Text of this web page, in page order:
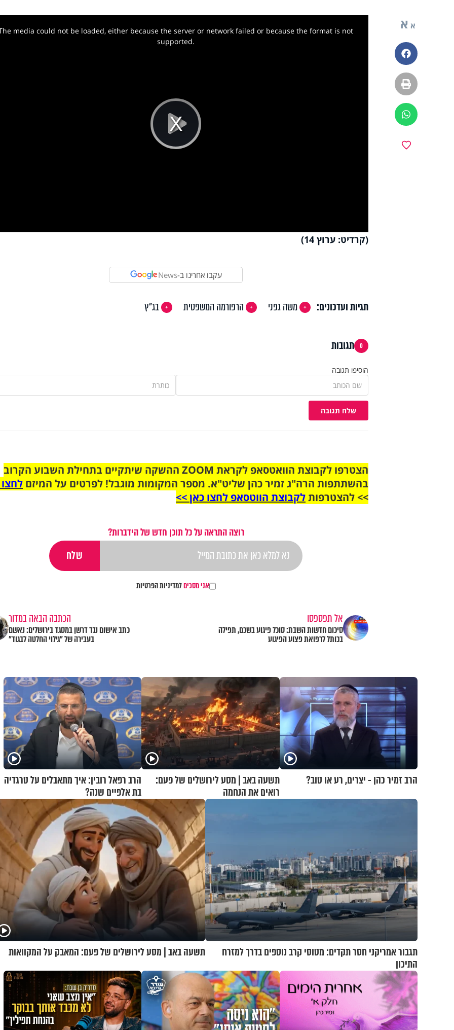
א א
פייסבוק
הדפסה
ווטסאפ
Play
media could not be loaded, either because the server or network failed or because the format is not
supported.
(קרדיט: ערוץ 14)
עקבו אחרינו ב-News
תגיות ועדכונים: משה גפני הרפורמה המשפטית בג"ץ
0 תגובות
הוסיפו תגובה
שלח תגובה
הצטרפו לקבוצת הוואטסאפ לקראת ZOOM ההשקה שיתקיים בתחילת השבוע הקרוב
בהשתתפות הרה"ג זמיר כהן שליט"א. מספר המקומות מוגבל! לפרטים על המיזם
>> להצטרפותלקבוצת הווטסאפ לחצו כאן >>
רוצה התראה על כל תוכן חדש של הידברות?
אני מסכיםלמדיניות הפרטיות
אל תפספסו
סיכום חדשות השבת: סוכל פיגוע בשכם, תפילה
בכותל לרפואת פצוע הפיגוע
הכתבה הבאה במדור
כתב אישום נגד דרשן במסגד בירושלים: נאשם
בעבירה של "גילוי החלטה לבגוד"
הרב זמיר כהן - יצרים, רע או טוב?
תשעה באב | מסע לירושלים של פעם:
רואים את הנחמה
הרב רפאל רובין: איך מתאבלים על טרגדיה
בת אלפיים שנה?
תגבור אמריקני חסר תקדים: מטוסי קרב נוספים בדרך למזרח
התיכון
תשעה באב | מסע לירושלים של פעם: המאבק על המקוואות